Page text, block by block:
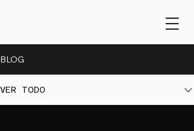
BLOG
VER TODO